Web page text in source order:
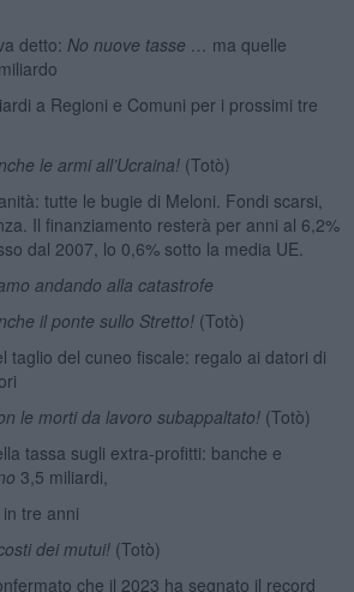
detto: No nuove tasse … ma quelle
a Regioni e Comuni per i prossimi tre
le armi all’Ucraina! (Totò)
tutte le bugie di Meloni. Fondi scarsi,
Il finanziamento resterà per anni al 6,2%
dal 2007, lo 0,6% sotto la media UE.
andando alla catastrofe
il ponte sullo Stretto! (Totò)
taglio del cuneo fiscale: regalo ai datori di
le morti da lavoro subappaltato! (Totò)
tassa sugli extra-profitti: banche e
3,5 miliardi,
tre anni
dei mutui! (Totò)
che il 2023 ha segnato il record